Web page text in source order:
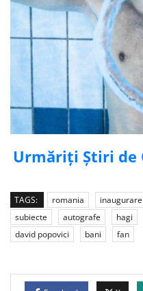
Urmăriți Știri de
TAGS: romania inaugurare
subiecte
autografe hagi
david popovici
bani fan